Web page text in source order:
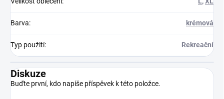
Barva: krémová
Typ použití: Rekreační
Diskuze
Buďte první, kdo napíše příspěvek k této položce.